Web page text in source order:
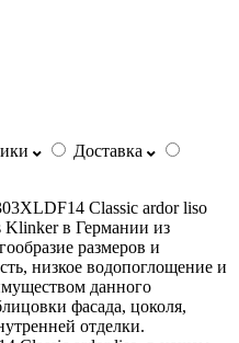
Доставка
Classic ardor liso
Klinker в Германии из
размеров и
низкое водопоглощение и
данного
фасада, цоколя,
отделки.